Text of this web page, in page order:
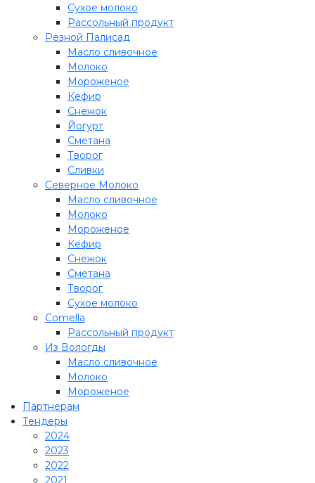
Сухое молоко
Рассольный продукт
Резной Палисад
Масло сливочное
Молоко
Мороженое
Кефир
Снежок
Йогурт
Сметана
Творог
Сливки
Северное Молоко
Масло сливочное
Молоко
Мороженое
Кефир
Снежок
Сметана
Творог
Сухое молоко
Comеlla
Рассольный продукт
Из Вологды
Масло сливочное
Молоко
Мороженое
Партнерам
Тендеры
2024
2023
2022
2021